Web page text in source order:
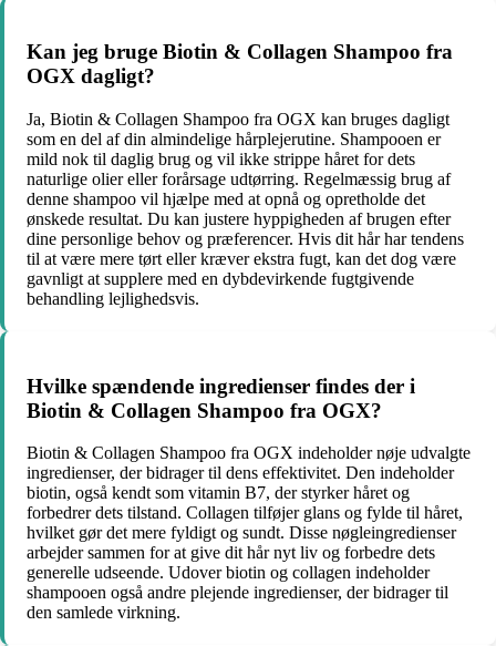
Kan jeg bruge Biotin & Collagen Shampoo fra
OGX dagligt?
Ja, Biotin & Collagen Shampoo fra OGX kan bruges dagligt
som en del af din almindelige hårplejerutine. Shampooen er
mild nok til daglig brug og vil ikke strippe håret for dets
naturlige olier eller forårsage udtørring. Regelmæssig brug af
denne shampoo vil hjælpe med at opnå og opretholde det
ønskede resultat. Du kan justere hyppigheden af brugen efter
dine personlige behov og præferencer. Hvis dit hår har tendens
til at være mere tørt eller kræver ekstra fugt, kan det dog være
gavnligt at supplere med en dybdevirkende fugtgivende
behandling lejlighedsvis.
Hvilke spændende ingredienser findes der i
Biotin & Collagen Shampoo fra OGX?
Biotin & Collagen Shampoo fra OGX indeholder nøje udvalgte
ingredienser, der bidrager til dens effektivitet. Den indeholder
biotin, også kendt som vitamin B7, der styrker håret og
forbedrer dets tilstand. Collagen tilføjer glans og fylde til håret,
hvilket gør det mere fyldigt og sundt. Disse nøgleingredienser
arbejder sammen for at give dit hår nyt liv og forbedre dets
generelle udseende. Udover biotin og collagen indeholder
shampooen også andre plejende ingredienser, der bidrager til
den samlede virkning.